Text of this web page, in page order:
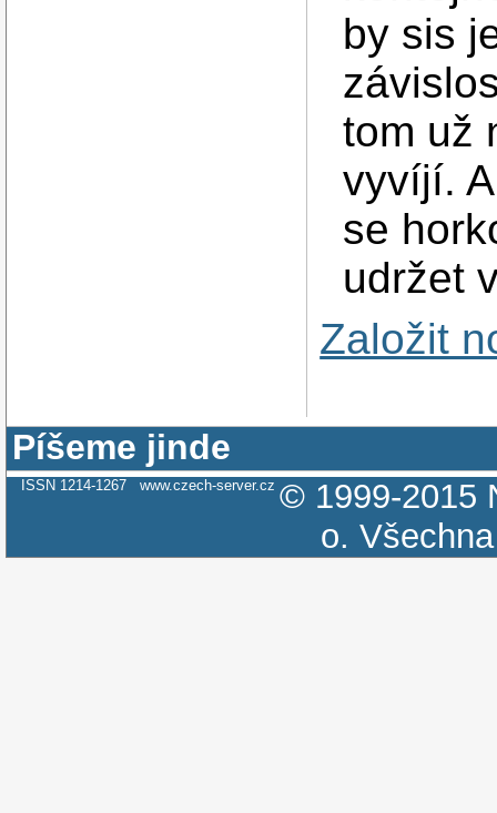
by sis
tom už
vyvíjí.
se
udržet
Založit
Píšeme jinde
ISSN 1214-1267 www.czech-server.cz © 1999-2015
o.